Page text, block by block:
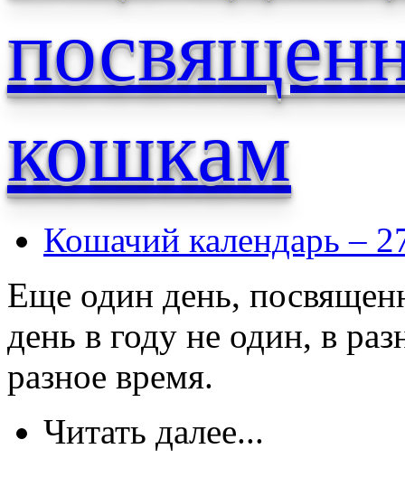
кошкам
Кошачий календарь –
Еще один день,
день в году не один, в
разное время.
Читать далее...